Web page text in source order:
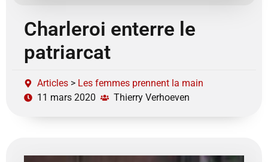
Charleroi enterre le
patriarcat
Articles > Les femmes prennent la main
11 mars 2020
Thierry Verhoeven